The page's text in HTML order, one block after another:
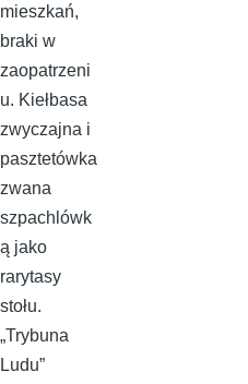
mieszkań,
braki w
zaopatrzeni
u. Kiełbasa
zwyczajna i
pasztetówka
zwana
szpachlówk
ą jako
rarytasy
stołu.
„Trybuna
Ludu”